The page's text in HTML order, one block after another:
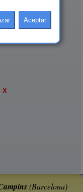
X
(Barcelona)